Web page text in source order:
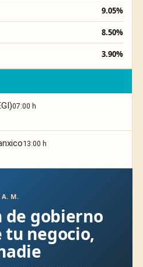
9.05%
8.50%
3.90%
07:00 h
13:00 h
A. M.
de gobierno
tu negocio,